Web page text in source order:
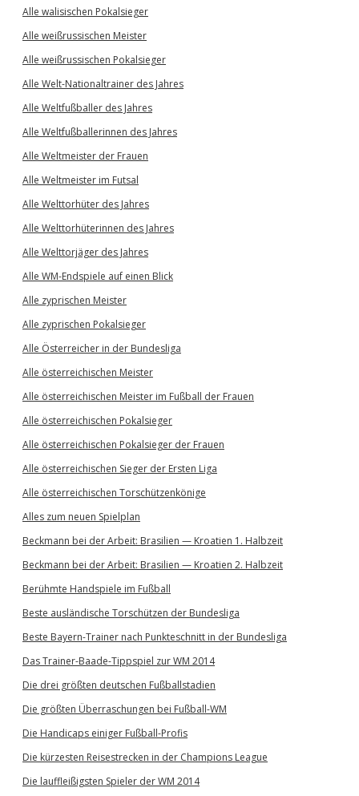
Alle walisischen Pokalsieger
Alle weißrussischen Meister
Alle weißrussischen Pokalsieger
Alle Welt-Nationaltrainer des Jahres
Alle Weltfußballer des Jahres
Alle Weltfußballerinnen des Jahres
Alle Weltmeister der Frauen
Alle Weltmeister im Futsal
Alle Welttorhüter des Jahres
Alle Welttorhüterinnen des Jahres
Alle Welttorjäger des Jahres
Alle WM-Endspiele auf einen Blick
Alle zyprischen Meister
Alle zyprischen Pokalsieger
Alle Österreicher in der Bundesliga
Alle österreichischen Meister
Alle österreichischen Meister im Fußball der Frauen
Alle österreichischen Pokalsieger
Alle österreichischen Pokalsieger der Frauen
Alle österreichischen Sieger der Ersten Liga
Alle österreichischen Torschützenkönige
Alles zum neuen Spielplan
Beckmann bei der Arbeit: Brasilien — Kroatien 1. Halbzeit
Beckmann bei der Arbeit: Brasilien — Kroatien 2. Halbzeit
Berühmte Handspiele im Fußball
Beste ausländische Torschützen der Bundesliga
Beste Bayern-Trainer nach Punkteschnitt in der Bundesliga
Das Trainer-Baade-Tippspiel zur WM 2014
Die drei größten deutschen Fußballstadien
Die größten Überraschungen bei Fußball-WM
Die Handicaps einiger Fußball-Profis
Die kürzesten Reisestrecken in der Champions League
Die lauffleißigsten Spieler der WM 2014